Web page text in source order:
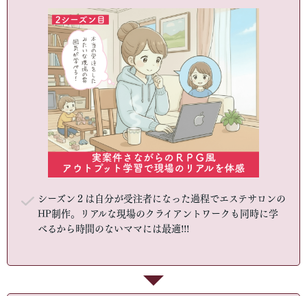
シーズン２は自分が受注者になった過程でエステサロンの
HP制作。リアルな現場のクライアントワークも同時に学
べるから時間のないママには最適!!!